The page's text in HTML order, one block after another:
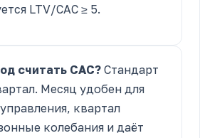
LTV/CAC ≥ 5.
считать CAC? Стандарт
Месяц удобен для
квартал
колебания и даёт